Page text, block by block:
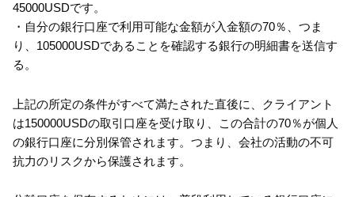
45000USDです。
・自分の銀行口座で利用可能な金額が入金額の70％、つま
り、105000USDであることを確認する銀行の明細書を送信す
る。
上記の所定の条件がすべて満たされた直後に、クライアント
は150000USDの取引口座を受け取り、この合計の70％が個人
の銀行口座に分別保管されます。つまり、会社の活動の不可
抗力のリスクから保護されます。